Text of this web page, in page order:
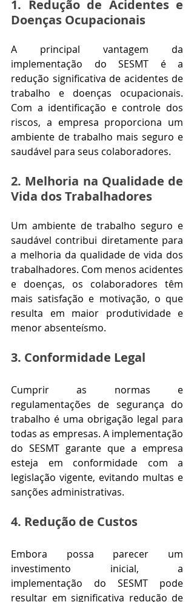
1. Redução de Acidentes e
Doenças Ocupacionais
A principal vantagem da
implementação do SESMT é a
redução significativa de acidentes de
trabalho e doenças ocupacionais.
Com a identificação e controle dos
riscos, a empresa proporciona um
ambiente de trabalho mais seguro e
saudável para seus colaboradores.
2. Melhoria na Qualidade de
Vida dos Trabalhadores
Um ambiente de trabalho seguro e
saudável contribui diretamente para
a melhoria da qualidade de vida dos
trabalhadores. Com menos acidentes
e doenças, os colaboradores têm
mais satisfação e motivação, o que
resulta em maior produtividade e
menor absenteísmo.
3. Conformidade Legal
Cumprir as normas e
regulamentações de segurança do
trabalho é uma obrigação legal para
todas as empresas. A implementação
do SESMT garante que a empresa
esteja em conformidade com a
legislação vigente, evitando multas e
sanções administrativas.
4. Redução de Custos
Embora possa parecer um
investimento inicial, a
implementação do SESMT pode
resultar em significativa redução de